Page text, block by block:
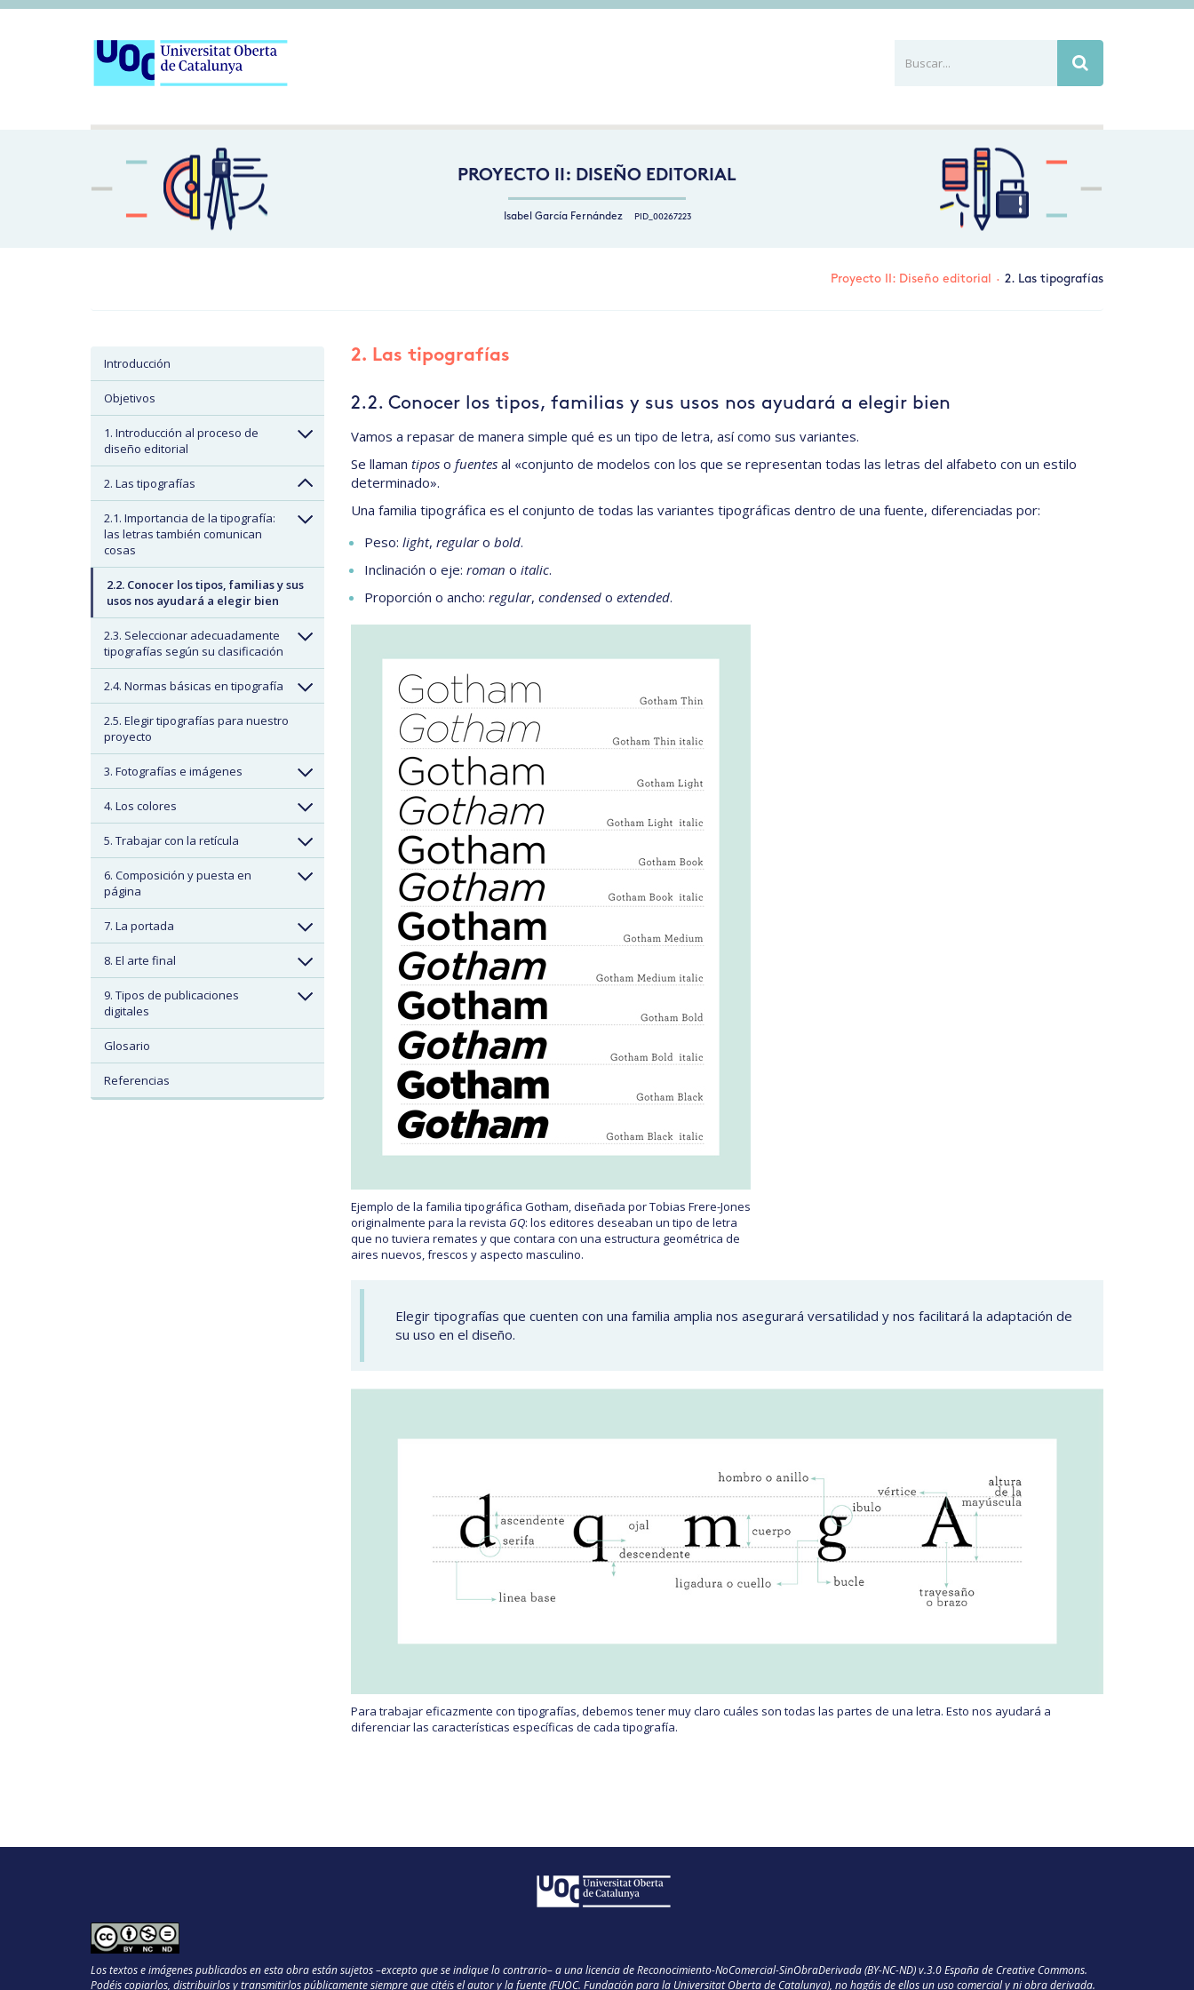
PROYECTO II: DISEÑO EDITORIAL
Isabel García Fernández PID_00267223
Proyecto II: Diseño editorial · 2. Las tipografías
Introducción
Objetivos
1. Introducción al proceso de
diseño editorial
2. Las tipografías
2.1. Importancia de la tipografía:
las letras también comunican
cosas
2.2. Conocer los tipos, familias y sus
usos nos ayudará a elegir bien
2.3. Seleccionar adecuadamente
tipografías según su clasificación
2.4. Normas básicas en tipografía
2.5. Elegir tipografías para nuestro
proyecto
3. Fotografías e imágenes
4. Los colores
5. Trabajar con la retícula
6. Composición y puesta en
página
7. La portada
8. El arte final
9. Tipos de publicaciones
digitales
Glosario
Referencias
2. Las tipografías
2.2. Conocer los tipos, familias y sus usos nos ayudará a elegir bien
Vamos a repasar de manera simple qué es un tipo de letra, así como sus variantes.
Se llaman tiposo fuentesal «conjunto de modelos con los que se representan todas las letras del alfabeto con un estilo
determinado».
Una familia tipográfica es el conjunto de todas las variantes tipográficas dentro de una fuente, diferenciadas por:
Peso: light, regularo bold.
Inclinación o eje: roman o italic.
Proporción o ancho: regular, condensedo extended.
Ejemplo de la familia tipográfica Gotham, diseñada por Tobias Frere-Jones
originalmente para la revista GQ: los editores deseaban un tipo de letra
que no tuviera remates y que contara con una estructura geométrica de
aires nuevos, frescos y aspecto masculino.
Elegir tipografías que cuenten con una familia amplia nos asegurará versatilidad y nos facilitará la adaptación de
su uso en el diseño.
Para trabajar eficazmente con tipografías, debemos tener muy claro cuáles son todas las partes de una letra. Esto nos ayudará a
diferenciar las características específicas de cada tipografía.
Los textos e imágenes publicados en esta obra están sujetos –excepto que se indique lo contrario– a una licencia de Reconocimiento-NoComercial-SinObraDerivada (BY-NC-ND) v.3.0 España de Creative Commons.
Podéis copiarlos, distribuirlos y transmitirlos públicamente siempre que citéis el autor y la fuente (FUOC. Fundación para la Universitat Oberta de Catalunya), no hagáis de ellos un uso comercial y ni obra derivada.